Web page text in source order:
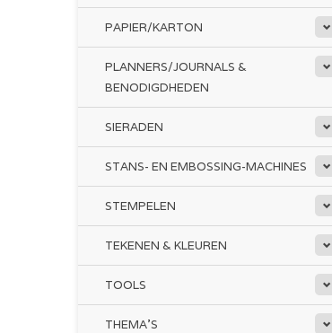
PAPIER/KARTON
PLANNERS/JOURNALS &
BENODIGDHEDEN
SIERADEN
STANS- EN EMBOSSING-MACHINES
STEMPELEN
TEKENEN & KLEUREN
TOOLS
THEMA'S